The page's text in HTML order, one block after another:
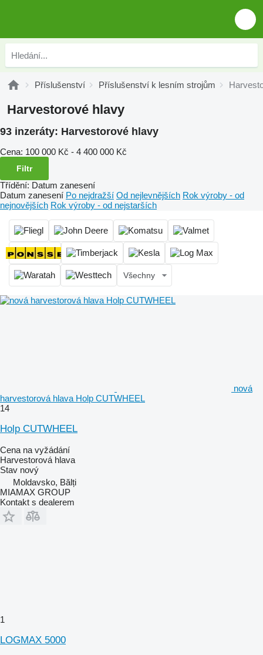
Příslušenství Příslušenství k lesním strojům
Harvestorové hlavy
93 inzeráty: Harvestorové hlavy
Cena: 100 000 Kč - 4 400 000 Kč
Filtr
Třídění: Datum zanesení
Datum zanesení Po nejdražší Od nejlevnějších Rok výroby - od
nejnovějších Rok výroby - od nejstarších
Všechny
nová
harvestorová hlava Holp CUTWHEEL
14
Holp CUTWHEEL
Cena na vyžádání
Harvestorová hlava
Stav nový
Moldavsko, Bălți
MIAMAX GROUP
Kontakt s dealerem
1
LOGMAX 5000